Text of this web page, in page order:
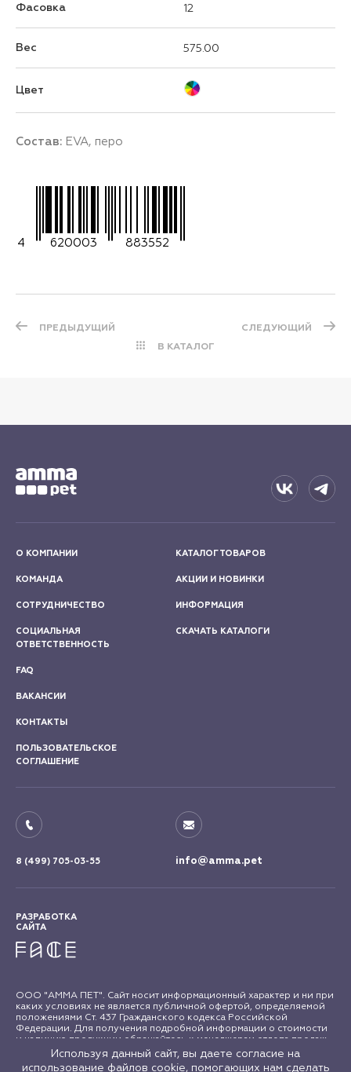
Фасовка 12
Вес 575.00
Цвет
Состав: EVA, перо
4 620003 883552
ПРЕДЫДУЩИЙ
В КАТАЛОГ
СЛЕДУЮЩИЙ
О КОМПАНИИ
КОМАНДА
СОТРУДНИЧЕСТВО
СОЦИАЛЬНАЯ
ОТВЕТСТВЕННОСТЬ
КАТАЛОГ ТОВАРОВ
АКЦИИ И НОВИНКИ
ИНФОРМАЦИЯ
СКАЧАТЬ КАТАЛОГИ
FAQ
ВАКАНСИИ
КОНТАКТЫ
ПОЛЬЗОВАТЕЛЬСКОЕ
СОГЛАШЕНИЕ
8 (499) 705-03-55 info@amma.pet
РАЗРАБОТКА
САЙТА
ООО "АММА ПЕТ". Сайт носит информационный характер и ни при
каких условиях не является публичной офертой, определяемой
положениями Ст. 437 Гражданского кодекса Российской
Федерации. Для получения подробной информации о стоимости
и наличию продукции обращайтесь к менеджерам отдела продаж
"АММА ПЕТ". Все права на материалы сайта amma.pet защищены в
соответствии с российским и международным законодательством
Используя данный сайт, вы даете согласие на
использование файлов cookie, помогающих нам сделать